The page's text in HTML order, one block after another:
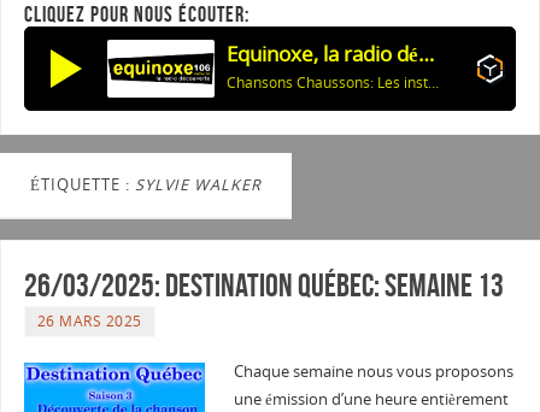
CLIQUEZ POUR NOUS ÉCOUTER:
Equinoxe, la radio découverte
Chansons Chaussons: Les instruments de musique dans les chansons
ÉTIQUETTE : SYLVIE WALKER
26/03/2025: Destination Québec: semaine 13
26 MARS 2025
Chaque semaine nous vous proposons
une émission d’une heure entièrement